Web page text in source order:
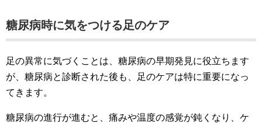
糖尿病時に気をつける足のケア
足の異常に気づくことは、糖尿病の早期発見に役立ちます
が、糖尿病と診断された後も、足のケアは特に重要になっ
てきます。
糖尿病の進行が進むと、痛みや温度の感覚が鈍くなり、ケ